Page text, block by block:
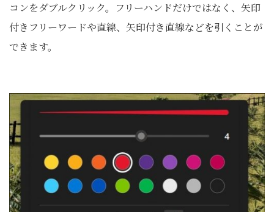
コンをダブルクリック。フリーハンドだけではなく、矢印
付きフリーワードや直線、矢印付き直線などを引くことが
できます。